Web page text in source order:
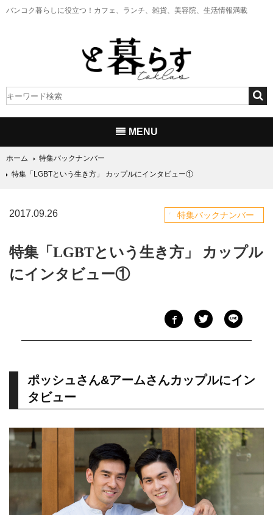
バンコク暮らしに役立つ！ カフェ、ランチ、雑貨、美容院、生活情報満載
MENU
ホーム
特集バックナンバー
特集「LGBTという生き方」 カップルにインタビュー①
2017.09.26 特集バックナンバー
特集「LGBTという生き方」 カップル
にインタビュー①
ポッシュさん&アームさんカップルにイン
タビュー